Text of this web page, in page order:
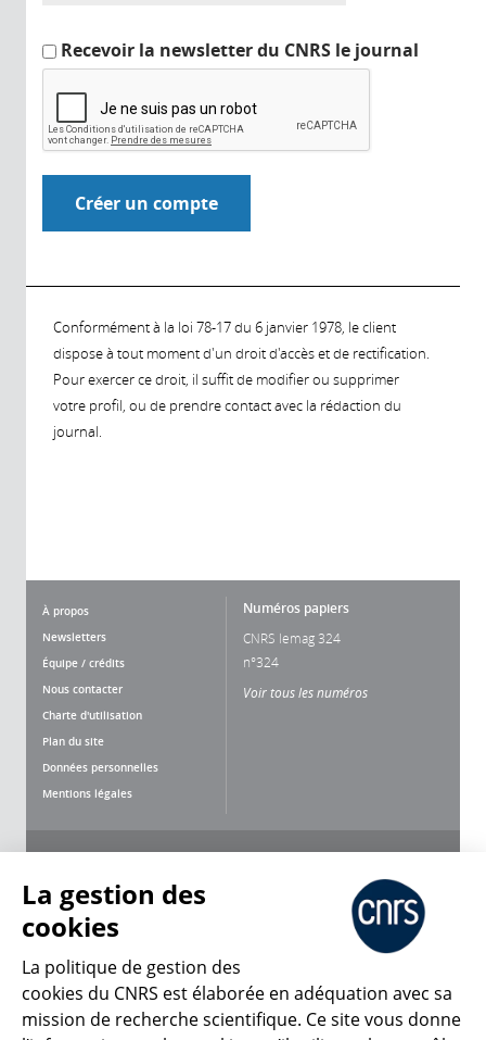
Recevoir la newsletter du CNRS le journal
Conformément à la loi 78-17 du 6 janvier 1978, le client
dispose à tout moment d'un droit d'accès et de rectification.
Pour exercer ce droit, il suffit de modifier ou supprimer
votre profil, ou de prendre contact avec la rédaction du
journal.
À propos
Newsletters
Équipe / crédits
Nous contacter
Charte d'utilisation
Plan du site
Données personnelles
Mentions légales
Numéros papiers
CNRS lemag 324
n°324
Voir tous les numéros
CNRS Le Mag
La gestion des
cookies
La politique de gestion des
cookies du CNRS est élaborée en adéquation avec sa
mission de recherche scientifique. Ce site vous donne